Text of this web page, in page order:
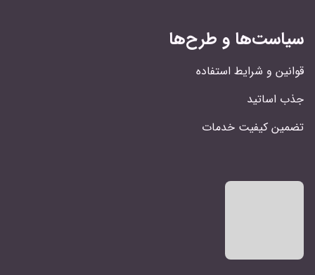
سیاست‌ها و طرح‌ها
قوانین و شرایط استفاده
جذب اساتید
تضمین کیفیت خدمات